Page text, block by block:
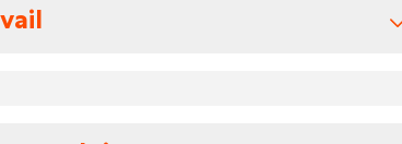
paritaire 142.03